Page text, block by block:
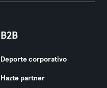
B2B
Deporte corporativo
Hazte partner